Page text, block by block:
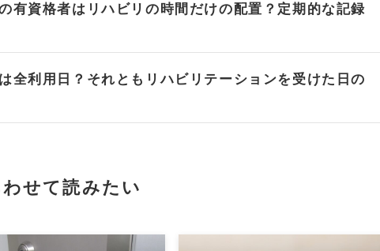
有資格者はリハビリの時間だけの配置？定期的な記録
全利用日？それともリハビリテーションを受けた日の
せて読みたい